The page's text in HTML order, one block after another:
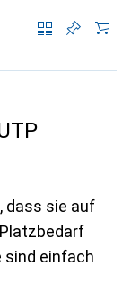
dass sie auf
sind einfach